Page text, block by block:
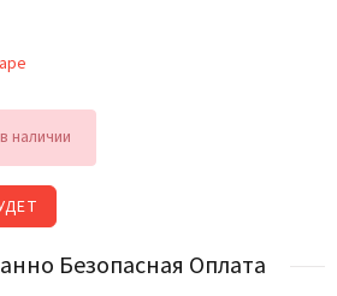
наличии
Безопасная Оплата